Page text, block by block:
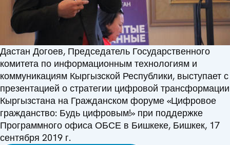
Дастан Догоев, Председатель Государственного
комитета по информационным технологиям и
коммуникациям Кыргызской Республики, выступает с
презентацией о стратегии цифровой трансформации
Кыргызстана на Гражданском форуме «Цифровое
гражданство: Будь цифровым!» при поддержке
Программного офиса ОБСЕ в Бишкеке, Бишкек, 17
сентября 2019 г.